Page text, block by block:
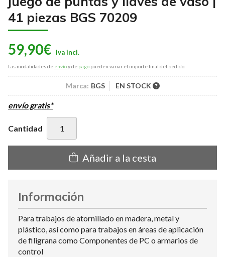
41 piezas BGS 70209
59,90€
Las modalidades de envíoy de pago pueden variar el importe final del pedido.
Marca: BGS EN STOCK
envío gratis*
Cantidad
Añadir a la cesta
Información
Para trabajos de atornillado en madera, metal y
plástico, así como para trabajos en áreas de aplicación
de filigrana como Componentes de PC o armarios de
control